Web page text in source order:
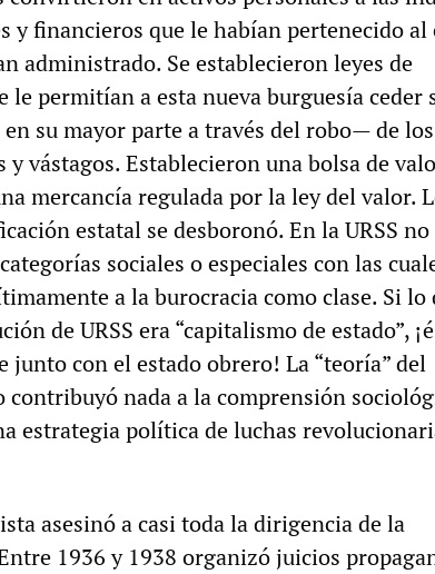
y financieros que le habían pertenecido al
administrado. Se establecieron leyes de
le permitían a esta nueva burguesía ceder
su mayor parte a través del robo— de
y vástagos. Establecieron una bolsa de
mercancía regulada por la ley del valor.
estatal se desboronó. En la URSS no
sociales o especiales con las
a la burocracia como clase. Si lo
de URSS era “capitalismo de estado”,
junto con el estado obrero! La “teoría” del
contribuyó nada a la comprensión
estrategia política de luchas
asesinó a casi toda la dirigencia de la
1936 y 1938 organizó juicios